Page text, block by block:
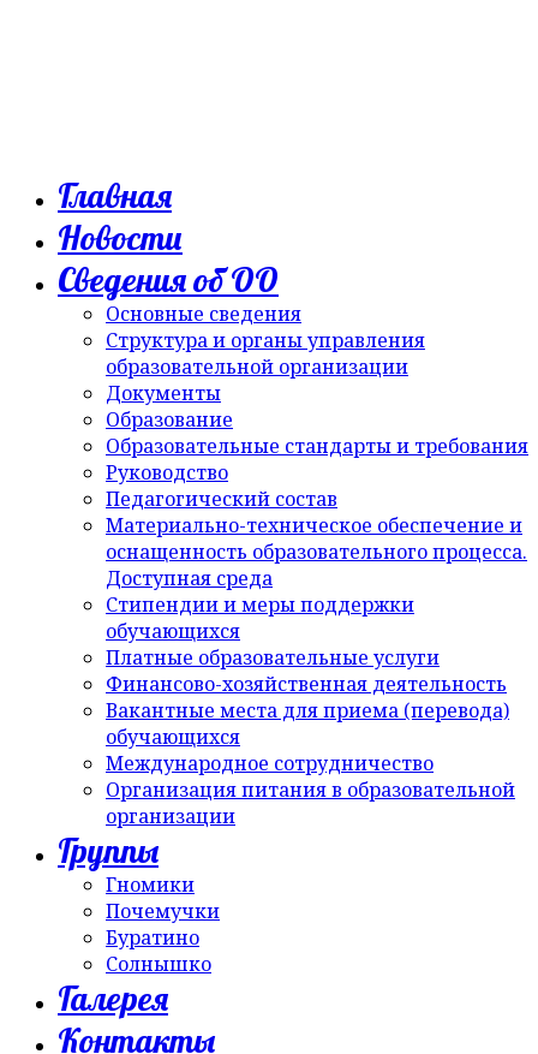
Главная
Новости
Сведения об ОО
Основные сведения
Структура и органы управления
образовательной организации
Документы
Образование
Образовательные стандарты и требования
Руководство
Педагогический состав
Материально-техническое обеспечение и
оснащенность образовательного процесса.
Доступная среда
Стипендии и меры поддержки
обучающихся
Платные образовательные услуги
Финансово-хозяйственная деятельность
Вакантные места для приема (перевода)
обучающихся
Международное сотрудничество
Организация питания в образовательной
организации
Группы
Гномики
Почемучки
Буратино
Солнышко
Галерея
Контакты